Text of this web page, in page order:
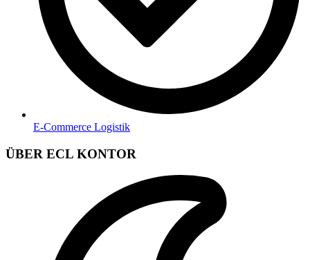
E-Commerce Logistik
ÜBER ECL KONTOR